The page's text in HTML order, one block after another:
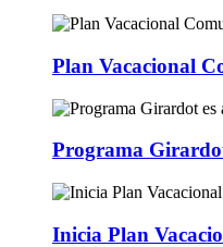
Plan Vacacional
Programa
Inicia Plan